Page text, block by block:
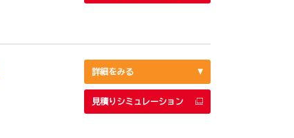
詳細をみる
見積りシミュレーション